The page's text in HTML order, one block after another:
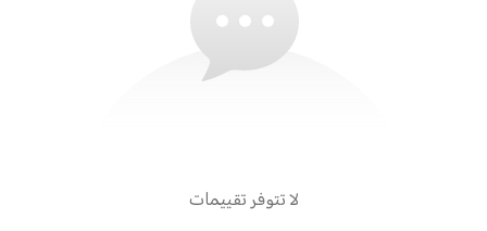
لا تتوفر تقييمات